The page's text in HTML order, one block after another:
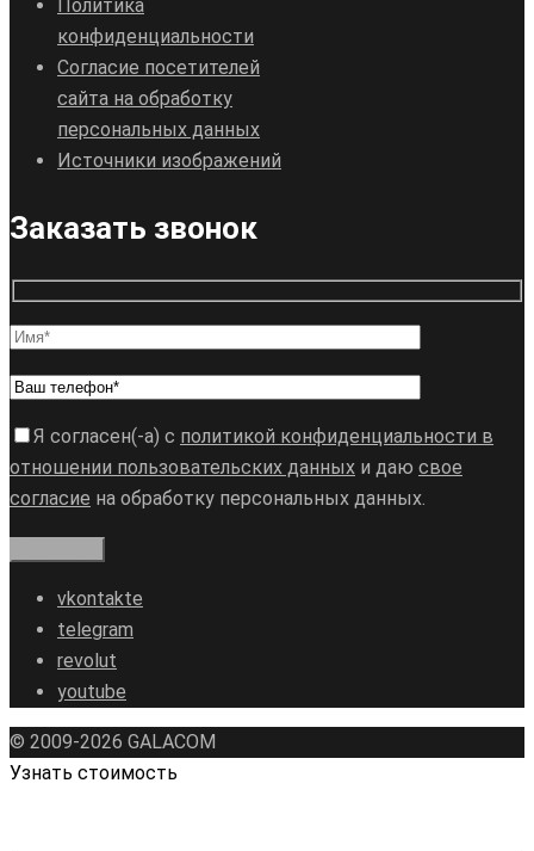
Политика
конфиденциальности
Согласие посетителей
сайта на обработку
персональных данных
Источники изображений
Заказать звонок
Я согласен(-а) с политикой конфиденциальности в
отношении пользовательских данных и даю свое
согласие на обработку персональных данных.
vkontakte
telegram
revolut
youtube
© 2009-2026 GALAСOM
Узнать стоимость